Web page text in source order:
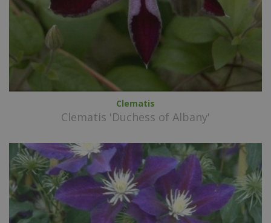
Clematis
Clematis 'Duchess of Albany'